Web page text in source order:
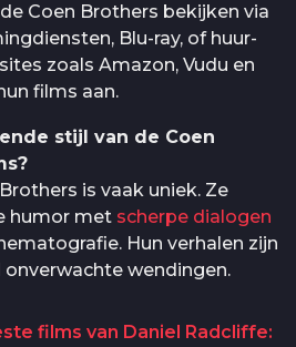
Coen Brothers bekijken via
Blu-ray, of huur-
zoals Amazon, Vudu en
films aan.
stijl van de Coen
is vaak uniek. Ze
humor met scherpe dialogen
Hun verhalen zijn
wendingen.
films van Daniel Radcliffe: